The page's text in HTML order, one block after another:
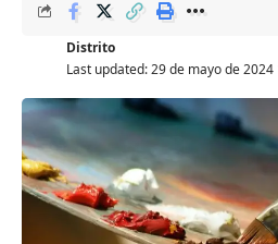
Last updated: 29 de mayo de 2024
Distrito